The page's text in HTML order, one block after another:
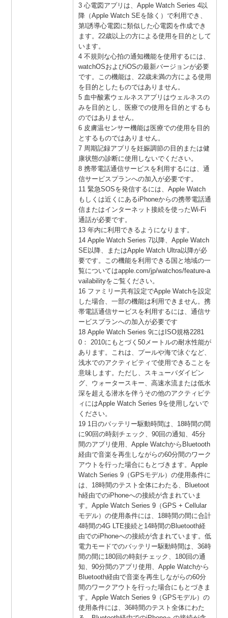
3 心電図アプリは、Apple Watch Series 4以
降（Apple Watch SEを除く）で利用でき、
第I誘導心電図に類似した心電図を作成でき
ます。22歳以上の方による使用を目的として
います。
4 不規則な心拍の通知機能を使用するには、
watchOSおよびiOSの最新バージョンが必要
です。この機能は、22歳未満の方による使用
を目的としたものではありません。
5 血中酸素ウェルネスアプリはウェルネスの
みを目的とし、医療での使用を目的とするも
のではありません。
6 皮膚温センサー機能は医療での使用を目的
とするものではありません。
7 周期記録アプリを妊娠調節の目的または健
康状態の診断に使用しないでください。
8 携帯電話通信サービスを利用するには、通
信サービスプランへの加入が必要です。
11 緊急SOSを発信するには、Apple Watch
もしくは近くにあるiPhoneからの携帯電話通
信またはインターネット接続を使ったWi-Fi
通話が必要です。
13 年内に利用できるようになります。
14 Apple Watch Series 7以降、Apple Watch
SE以降、またはApple Watch Ultra以降が必
要です。この機能を利用できる国と地域の一
覧についてはapple.com/jp/watchos/feature-a
vailabilityをご覧ください。
16 ファミリー共有設定でApple Watchを設定
した場合、一部の機能は利用できません。携
帯電話通信サービスを利用するには、通信サ
ービスプランへの加入が必要です
18 Apple Watch Series 9にはISO規格2281
0： 2010にもとづく50メートルの耐水性能が
あります。これは、プールや海で泳ぐなど、
浅水でのアクティビティで使用できることを
意味します。ただし、スキューバダイビン
グ、ウォータースキー、高速水流または低水
深を超える潜水を伴うその他のアクティビテ
ィにはApple Watch Series 9を使用しないで
ください。
19 1日のバッテリー駆動時間は、18時間の間
に90回の時刻チェック、90回の通知、45分
間のアプリ使用、Apple WatchからBluetooth
経由で音楽を再生しながらの60分間のワーク
アウトを行った場合にもとづきます。Apple
Watch Series 9（GPSモデル）の使用条件に
は、18時間のテスト全体にわたる、Bluetoot
h経由でのiPhoneへの接続が含まれていま
す。Apple Watch Series 9（GPS + Cellular
モデル）の使用条件には、18時間の間に合計
4時間の4G LTE接続と14時間のBluetooth経
由でのiPhoneへの接続が含まれています。低
電力モードでのバッテリー駆動時間は、36時
間の間に180回の時刻チェック、180回の通
知、90分間のアプリ使用、Apple Watchから
Bluetooth経由で音楽を再生しながらの60分
間のワークアウトを行った場合にもとづきま
す。Apple Watch Series 9（GPSモデル）の
使用条件には、36時間のテスト全体にわた